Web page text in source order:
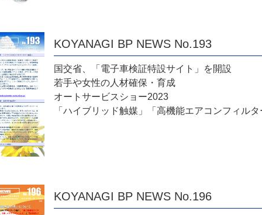
KOYANAGI BP NEWS No.193
国交省、「電子車検証特設サイト」を開設
若手や女性の人材確保・育成
オートサービスショー2023
「ハイブリッド触媒」「高機能エアコンフィルタ
KOYANAGI BP NEWS No.196